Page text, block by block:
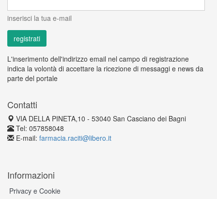
inserisci la tua e-mail
L'inserimento dell'indirizzo email nel campo di registrazione
indica la volontà di accettare la ricezione di messaggi e news da
parte del portale
Contatti
VIA DELLA PINETA,10 - 53040 San Casciano dei Bagni
Tel: 057858048
E-mail: farmacia.raciti@libero.it
Informazioni
Privacy e Cookie